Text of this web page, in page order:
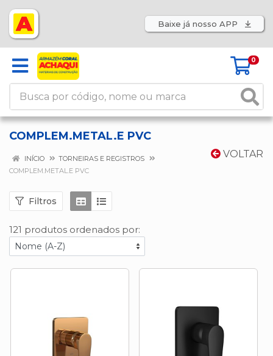
Baixe já nosso APP
0
COMPLEM.METAL.E PVC
VOLTAR
INÍCIO
TORNEIRAS E REGISTROS
COMPLEM.METAL.E PVC
Filtros
121 produtos ordenados por: